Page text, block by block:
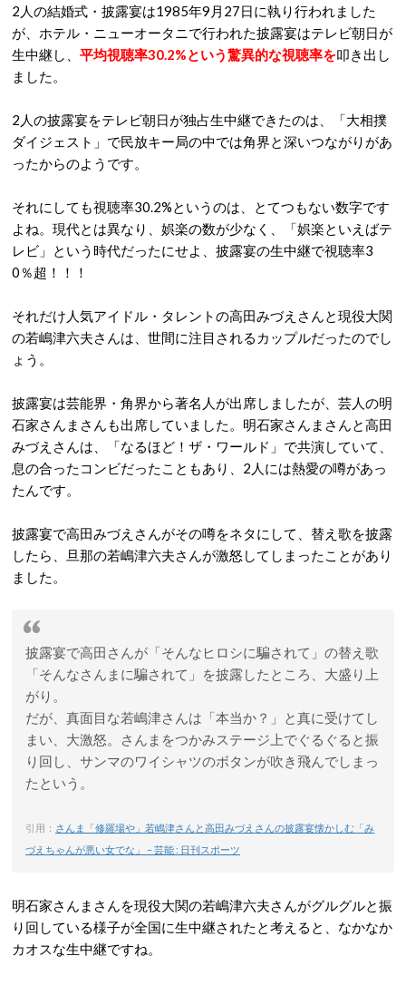
2人の結婚式・披露宴は1985年9月27日に執り行われました
が、ホテル・ニューオータニで行われた披露宴はテレビ朝日が
生中継し、 平均視聴率30.2%という驚異的な視聴率を叩き出し
ました。
2人の披露宴をテレビ朝日が独占生中継できたのは、「大相撲
ダイジェスト」で民放キー局の中では角界と深いつながりがあ
ったからのようです。
それにしても視聴率30.2%というのは、とてつもない数字です
よね。現代とは異なり、娯楽の数が少なく、「娯楽といえばテ
レビ」という時代だったにせよ、披露宴の生中継で視聴率3
0％超！！！
それだけ人気アイドル・タレントの高田みづえさんと現役大関
の若嶋津六夫さんは、世間に注目されるカップルだったのでし
ょう。
披露宴は芸能界・角界から著名人が出席しましたが、芸人の明
石家さんまさんも出席していました。明石家さんまさんと高田
みづえさんは、「なるほど！ザ・ワールド」で共演していて、
息の合ったコンビだったこともあり、2人には熱愛の噂があっ
たんです。
披露宴で高田みづえさんがその噂をネタにして、替え歌を披露
したら、旦那の若嶋津六夫さんが激怒してしまったことがあり
ました。
披露宴で高田さんが「そんなヒロシに騙されて」の替え歌
「そんなさんまに騙されて」を披露したところ、大盛り上
がり。
だが、真面目な若嶋津さんは「本当か？」と真に受けてし
まい、大激怒。さんまをつかみステージ上でぐるぐると振
り回し、サンマのワイシャツのボタンが吹き飛んでしまっ
たという。
引用： さんま「修羅場や」若嶋津さんと高田みづえさんの披露宴懐かしむ「み
づえちゃんが悪い女でな」 – 芸能 : 日刊スポーツ
明石家さんまさんを現役大関の若嶋津六夫さんがグルグルと振
り回している様子が全国に生中継されたと考えると、なかなか
カオスな生中継ですね。